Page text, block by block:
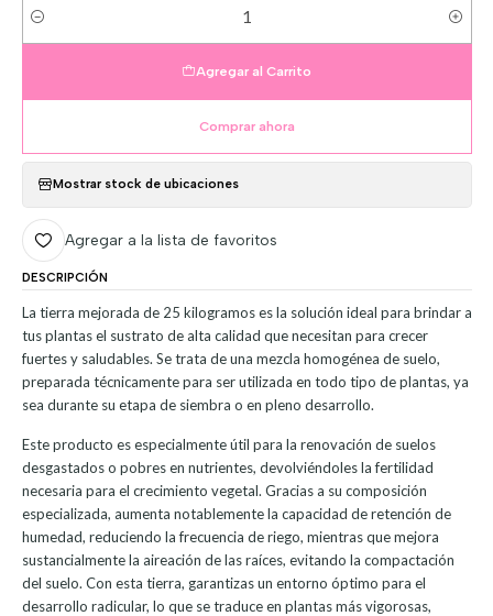
Cantidad
Agregar al Carrito
Comprar ahora
Mostrar stock de ubicaciones
Agregar a la lista de favoritos
DESCRIPCIÓN
La tierra mejorada de 25 kilogramos es la solución ideal para brindar a
tus plantas el sustrato de alta calidad que necesitan para crecer
fuertes y saludables. Se trata de una mezcla homogénea de suelo,
preparada técnicamente para ser utilizada en todo tipo de plantas, ya
sea durante su etapa de siembra o en pleno desarrollo.
Este producto es especialmente útil para la renovación de suelos
desgastados o pobres en nutrientes, devolviéndoles la fertilidad
necesaria para el crecimiento vegetal. Gracias a su composición
especializada, aumenta notablemente la capacidad de retención de
humedad, reduciendo la frecuencia de riego, mientras que mejora
sustancialmente la aireación de las raíces, evitando la compactación
del suelo. Con esta tierra, garantizas un entorno óptimo para el
desarrollo radicular, lo que se traduce en plantas más vigorosas,